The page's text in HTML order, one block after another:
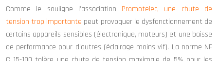
Comme le souligne l’association Promotelec, une chute de
tension trop importante peut provoquer le dysfonctionnement de
certains appareils sensibles (électronique, moteurs) et une baisse
de performance pour d’autres (éclairage moins vif). La norme NF